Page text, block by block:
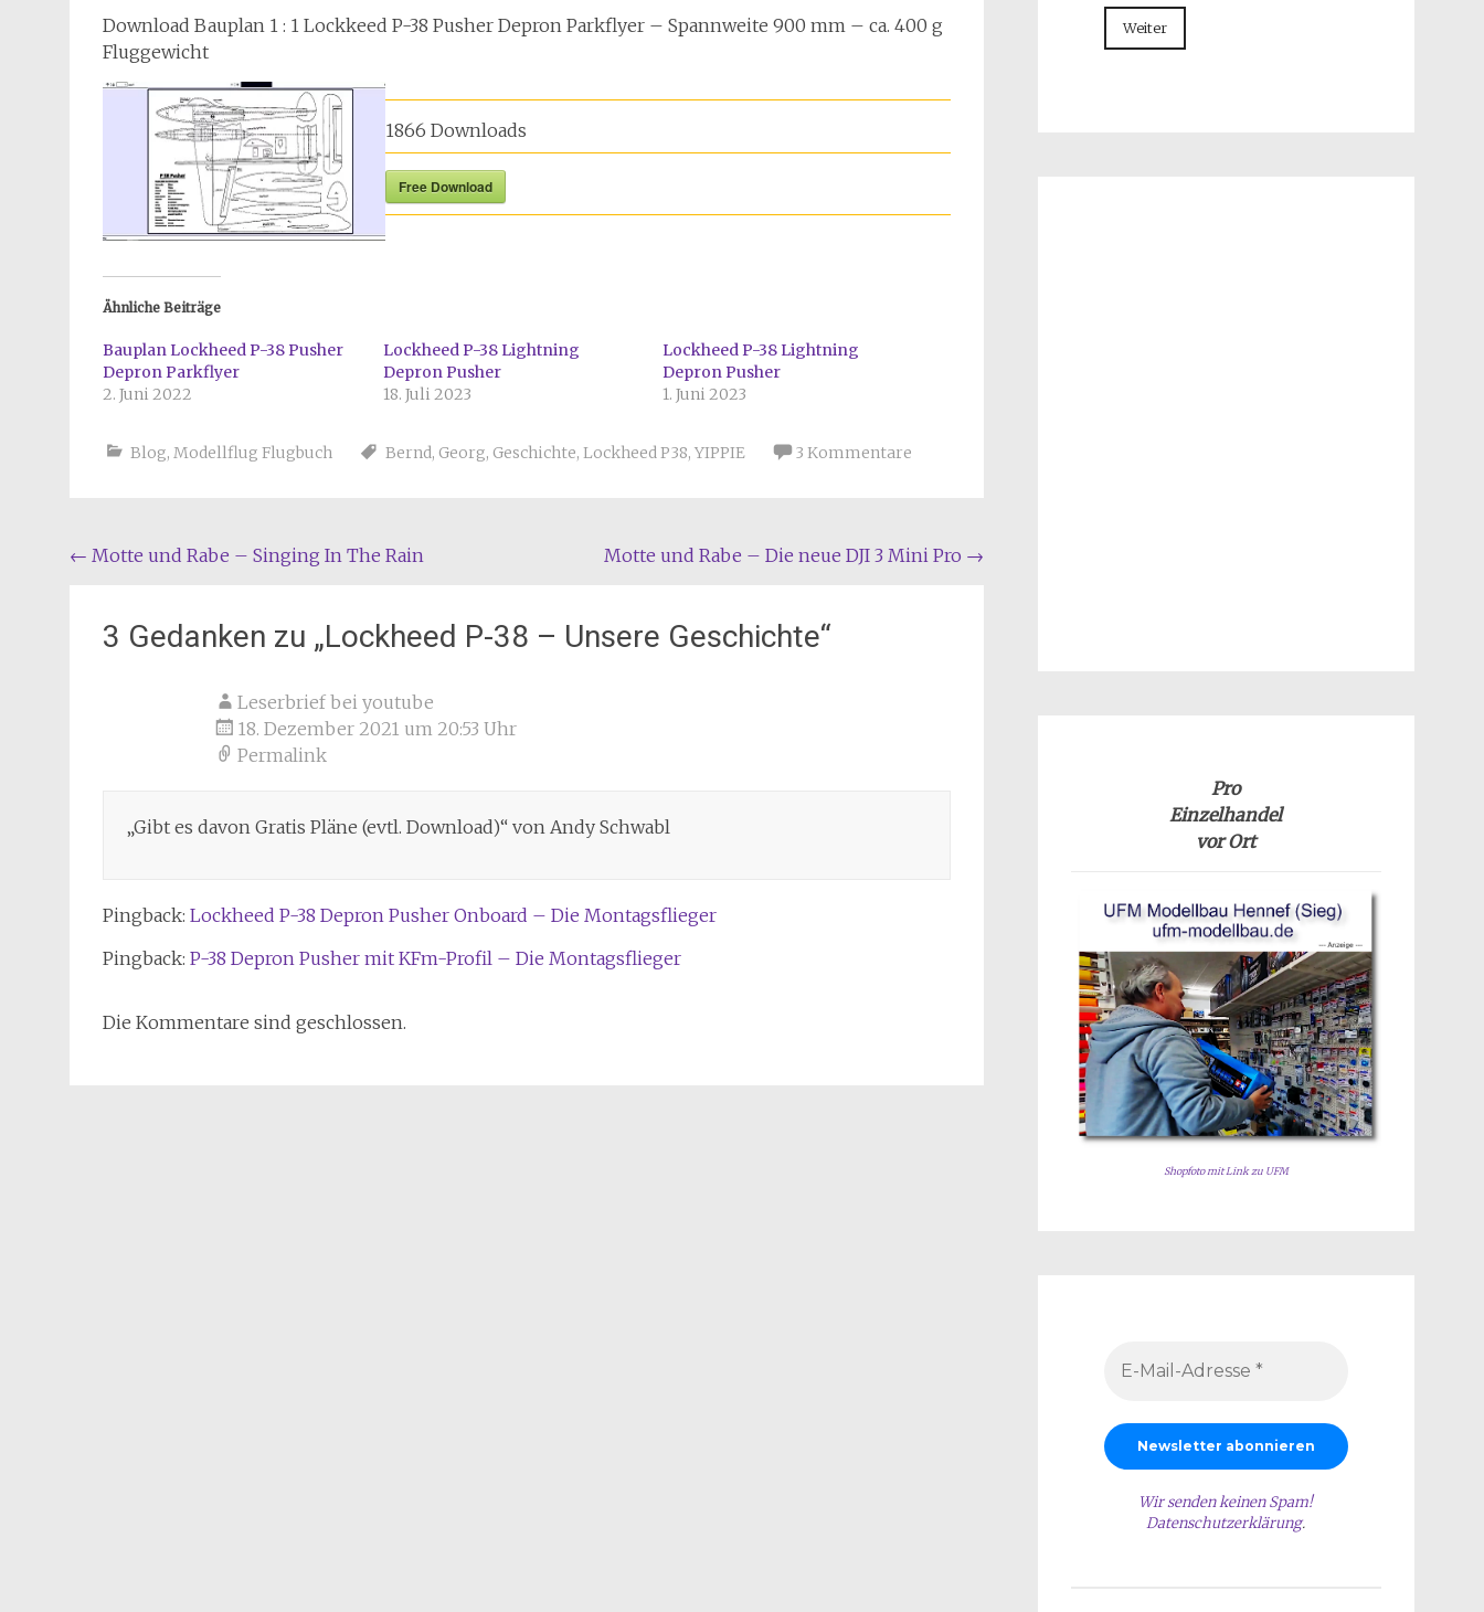
Download Bauplan 1 : 1 Lockkeed P-38 Pusher Depron Parkflyer – Spannweite 900 mm – ca. 400 g
Fluggewicht
1866 Downloads
Free Download
Ähnliche Beiträge
Bauplan Lockheed P-38 Pusher
Depron Parkflyer
2. Juni 2022
Lockheed P-38 Lightning
Depron Pusher
18. Juli 2023
Lockheed P-38 Lightning
Depron Pusher
1. Juni 2023
Blog, Modellflug Flugbuch Bernd, Georg, Geschichte, Lockheed P38, YIPPIE 3 Kommentare
Beitragsnavigation
← Motte und Rabe – Singing In The Rain Motte und Rabe – Die neue DJI 3 Mini Pro →
3 Gedanken zu „Lockheed P-38 – Unsere Geschichte“
Leserbrief bei youtube
18. Dezember 2021 um 20:53 Uhr
Permalink
„Gibt es davon Gratis Pläne (evtl. Download)“ von Andy Schwabl
Pingback: Lockheed P-38 Depron Pusher Onboard – Die Montagsflieger
Pingback: P-38 Depron Pusher mit KFm-Profil – Die Montagsflieger
Die Kommentare sind geschlossen.
Weiter
Pro
Einzelhandel
vor Ort
Shopfoto mit Link zu UFM
Wir senden keinen Spam!
Datenschutzerklärung.